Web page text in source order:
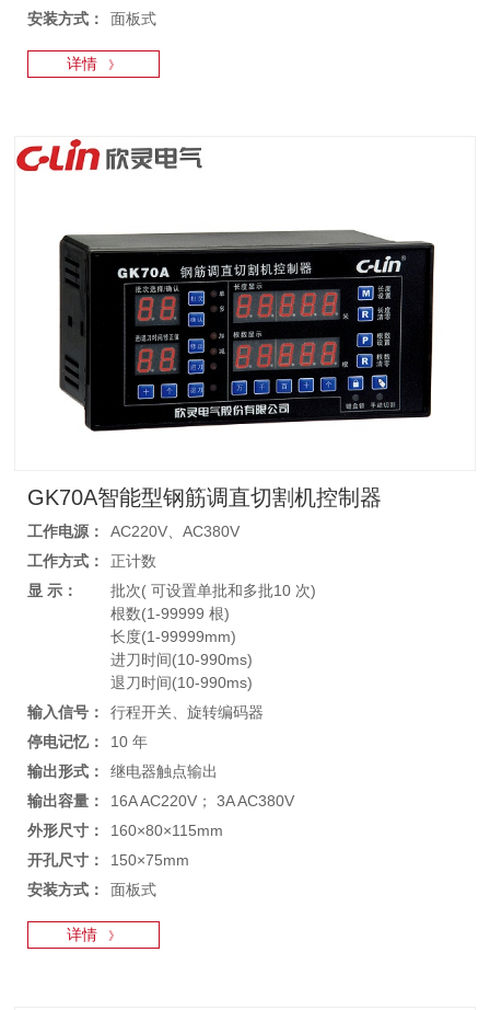
安装方式：
面板式
详情 》
GK70A智能型钢筋调直切割机控制器
工作电源：
AC220V、AC380V
工作方式：
正计数
显 示：
批次( 可设置单批和多批10 次)
根数(1-99999 根)
长度(1-99999mm)
进刀时间(10-990ms)
退刀时间(10-990ms)
输入信号：
行程开关、旋转编码器
停电记忆：
10 年
输出形式：
继电器触点输出
输出容量：
16A AC220V； 3A AC380V
外形尺寸：
160×80×115mm
开孔尺寸：
150×75mm
安装方式：
面板式
详情 》